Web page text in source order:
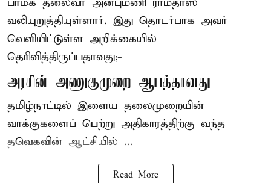
பாமக தலைவர் அன்புமணி ராமதாஸ்
வலியுறுத்தியுள்ளார். இது தொடர்பாக அவர்
வெளியிட்டுள்ள அறிக்கையில்
தெரிவித்திருப்பதாவது;-
அரசின் அணுகுமுறை ஆபத்தானது
தமிழ்நாட்டில் இளைய தலைமுறையின்
வாக்குகளைப் பெற்று அதிகாரத்திற்கு வந்த
தவெகவின் ஆட்சியில் ...
Read More